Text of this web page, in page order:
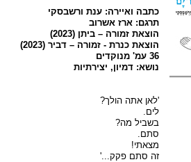
כתבה ואיירה: ענת ורשבסקי
תרגם: ארז אשרוב
הוצאת זמורה – ביתן (2023)
הוצאת כנרת - זמורה – דביר (2023)
36 עמ' מנוקדים
נושא: דמיון, יצירתיות
'לאן אתה הולך?
לים.
בשביל מה?
סתם.
מצאתי!
זה סתם פקק...'